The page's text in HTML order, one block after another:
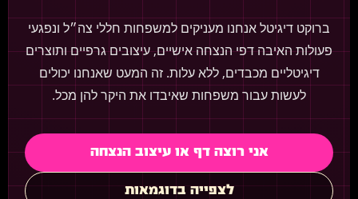
ברוקט דיגיטל אנחנו מעניקים למשפחות חללי צה״ל ונפגעי
פעולות האיבה דפי הנצחה אישיים, עיצובים גרפיים ותוצרים
דיגיטליים מכבדים, ללא עלות. זה המעט שאנחנו יכולים
לעשות עבור משפחות שאיבדו את היקר להן מכל.
אני רוצה דף או עיצוב הנצחה
לצפייה בדוגמאות